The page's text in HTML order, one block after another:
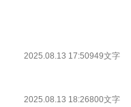
2025.08.13 17:50949文字
2025.08.13 18:26800文字